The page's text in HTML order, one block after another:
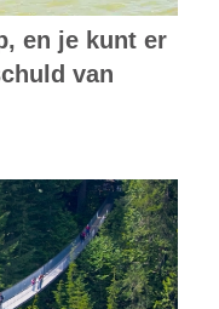
en je kunt er
van